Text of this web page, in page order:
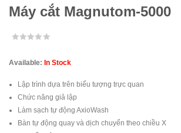
Máy cắt Magnutom-5000
Available: In Stock
Lập trình dựa trên biểu tượng trực quan
Chức năng giả lập
Làm sạch tự động AxioWash
Bàn tự động quay và dịch chuyển theo chiều X